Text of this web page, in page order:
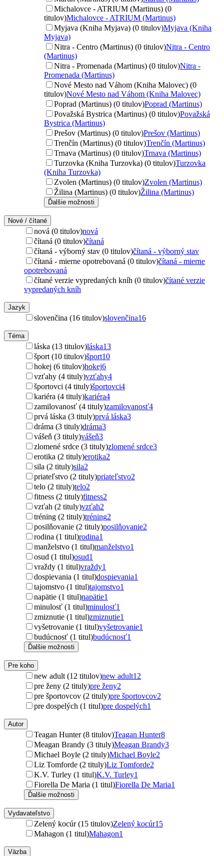
Michalovce - ATRIUM (Martinus) (0
titulov)Michalovce - ATRIUM (Martinus)
Myjava (Kniha Myjava) (0 titulov)Myjava (Kniha
Myjava)
Nitra - Centro (Martinus) (0 titulov)Nitra - Centro
(Martinus)
Nitra - Promenada (Martinus) (0 titulov)Nitra -
Promenada (Martinus)
Nové Mesto nad Váhom (Kniha Malovec) (0
titulov)Nové Mesto nad Váhom (Kniha Malovec)
Poprad (Martinus) (0 titulov)Poprad (Martinus)
Považská Bystrica (Martinus) (0 titulov)Považská
Bystrica (Martinus)
Prešov (Martinus) (0 titulov)Prešov (Martinus)
Trenčín (Martinus) (0 titulov)Trenčín (Martinus)
Trnava (Martinus) (0 titulov)Trnava (Martinus)
Turzovka (Kniha Turzovka) (0 titulov)Turzovka
(Kniha Turzovka)
Zvolen (Martinus) (0 titulov)Zvolen (Martinus)
Žilina (Martinus) (0 titulov)Žilina (Martinus)
Ďalšie možnosti
Nové / čítané
nová (0 titulov)nová
čítaná (0 titulov)čítaná
čítaná - výborný stav (0 titulov)čítaná - výborný stav
čítaná - mierne opotrebovaná (0 titulov)čítaná - mierne
opotrebovaná
čítané verzie vypredaných kníh (0 titulov)čítané verzie
vypredaných kníh
Jazyk
slovenčina (16 titulov)slovenčina16
Téma
láska (13 titulov)láska13
šport (10 titulov)šport10
hokej (6 titulov)hokej6
vzťahy (4 tituly)vzťahy4
športovci (4 tituly)športovci4
kariéra (4 tituly)kariéra4
zamilovanosť (4 tituly)zamilovanosť4
prvá láska (3 tituly)prvá láska3
dráma (3 tituly)dráma3
vášeň (3 tituly)vášeň3
zlomené srdce (3 tituly)zlomené srdce3
erotika (2 tituly)erotika2
sila (2 tituly)sila2
priateľstvo (2 tituly)priateľstvo2
telo (2 tituly)telo2
fitness (2 tituly)fitness2
vzťah (2 tituly)vzťah2
tréning (2 tituly)tréning2
posilňovanie (2 tituly)posilňovanie2
rodina (1 titul)rodina1
manželstvo (1 titul)manželstvo1
osud (1 titul)osud1
vraždy (1 titul)vraždy1
dospievania (1 titul)dospievania1
tajomstvo (1 titul)tajomstvo1
napätie (1 titul)napätie1
minulosť (1 titul)minulosť1
zmiznutie (1 titul)zmiznutie1
vyšetrovanie (1 titul)vyšetrovanie1
budúcnosť (1 titul)budúcnosť1
Ďalšie možnosti
Pre koho
new adult (12 titulov)new adult12
pre ženy (2 tituly)pre ženy2
pre športovcov (2 tituly)pre športovcov2
pre dospelých (1 titul)pre dospelých1
Autor
Teagan Hunter (8 titulov)Teagan Hunter8
Meagan Brandy (3 tituly)Meagan Brandy3
Michael Boyle (2 tituly)Michael Boyle2
Liz Tomforde (2 tituly)Liz Tomforde2
K.V. Turley (1 titul)K.V. Turley1
Fiorella De Maria (1 titul)Fiorella De Maria1
Ďalšie možnosti
Vydavateľstvo
Zelený kocúr (15 titulov)Zelený kocúr15
Mahagon (1 titul)Mahagon1
Väzba